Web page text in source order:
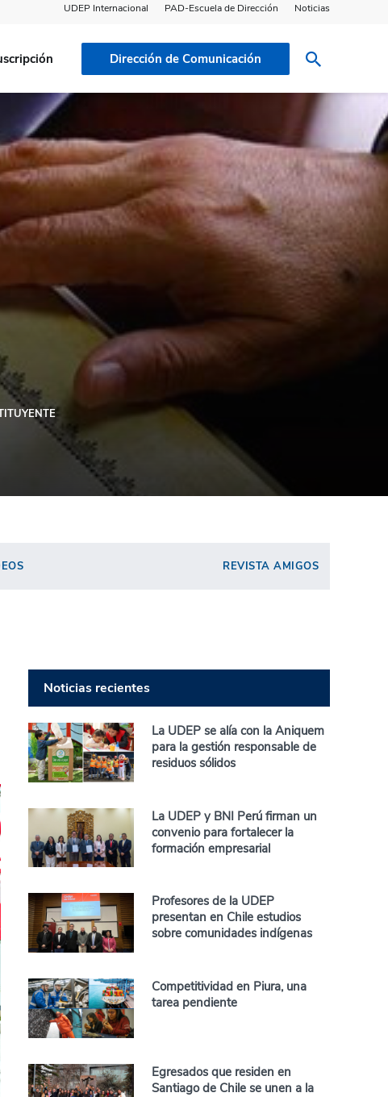
UDEP Internacional PAD-Escuela de Dirección Noticias
Dirección de Comunicación
REVISTA AMIGOS
Noticias recientes
La UDEP se alía con la Aniquem
para la gestión responsable de
residuos sólidos
La UDEP y BNI Perú firman un
convenio para fortalecer la
formación empresarial
Profesores de la UDEP
presentan en Chile estudios
sobre comunidades indígenas
Competitividad en Piura, una
tarea pendiente
Egresados que residen en
Santiago de Chile se unen a la